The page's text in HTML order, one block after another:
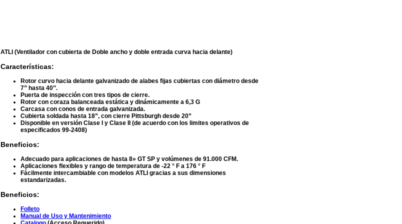
ATLI (Ventilador con cubierta de Doble ancho y doble entrada curva hacia delante)
Características:
Rotor curvo hacia delante galvanizado de alabes fijas cubiertas con diámetro desde
7” hasta 40’’.
Puerta de inspección con tres tipos de cierre.
Rotor con coraza balanceada estática y dinámicamente a 6,3 G
Carcasa con conos de entrada galvanizada.
Cubierta soldada hasta 18”, con cierre Pittsburgh desde 20”
Disponible en versión Clase I y Clase II (de acuerdo con los limites operativos de
especificados 99-2408)
Beneficios:
Adecuado para aplicaciones de hasta 8» GT SP y volúmenes de 91.000 CFM.
Aplicaciones flexibles y rango de temperatura de -22 ° F a 176 ° F
Fácilmente intercambiable con modelos ATLI gracias a sus dimensiones
estandarizadas.
Beneficios:
Folleto
Manual de Uso y Mantenimiento